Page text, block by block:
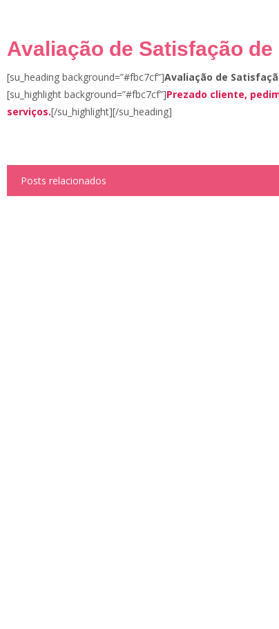
Avaliação de Satisfação
[su_heading background=”#fbc7cf”]Avaliação de
[su_highlight background=”#fbc7cf”]Prezado cliente,
serviços.[/su_highlight][/su_heading]
Posts relacionados